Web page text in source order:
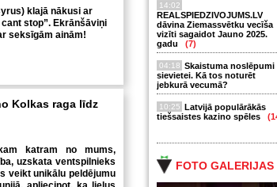
14:02
REALSPIEDZIVOJUMS.LV
dāvina Ziemassvētku vecīša
vizīti sagaidot Jauno 2025.
gadu
(7)
04:18 Skaistuma noslēpumi
sievietei. Kā tos noturēt
jebkurā vecumā?
10:25 Latvijā populārākās
tiešsaistes kazino spēles
FOTO GALERIJAS
klajā nākusi ar
stop”. Ekrānšāviņi
seksīgām ainām!
Kolkas raga līdz
katram no mums,
uzskata ventspilnieks
veikt unikālu peldējumu